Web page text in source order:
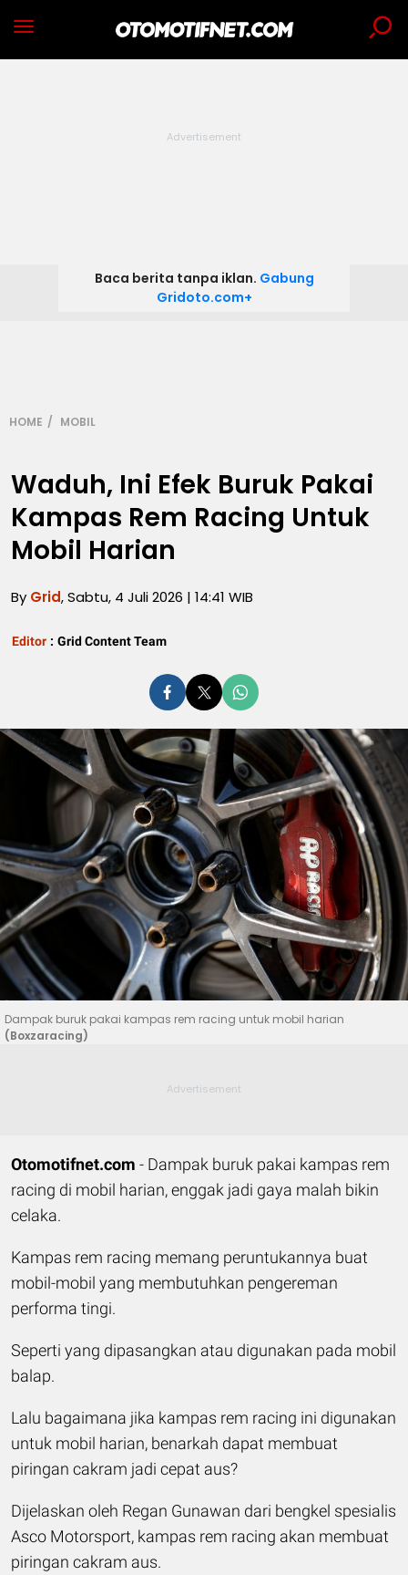
Baca berita tanpa iklan. Gabung
Gridoto.com+
HOME MOBIL
Waduh, Ini Efek Buruk Pakai
Kampas Rem Racing Untuk
Mobil Harian
By Grid, Sabtu, 4 Juli 2026 | 14:41 WIB
Editor : Grid Content Team
Dampak buruk pakai kampas rem racing untuk mobil harian
(Boxzaracing)
Otomotifnet.com - Dampak buruk pakai kampas rem
racing di mobil harian, enggak jadi gaya malah bikin
celaka.
Kampas rem racing memang peruntukannya buat
mobil-mobil yang membutuhkan pengereman
performa tingi.
Seperti yang dipasangkan atau digunakan pada mobil
balap.
Lalu bagaimana jika kampas rem racing ini digunakan
untuk mobil harian, benarkah dapat membuat
piringan cakram jadi cepat aus?
Dijelaskan oleh Regan Gunawan dari bengkel spesialis
Asco Motorsport, kampas rem racing akan membuat
piringan cakram aus.